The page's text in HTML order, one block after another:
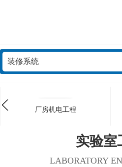
业务领域
BUSINESS AREA
装修系统
厂房机电工程
实验室
LABORATORY